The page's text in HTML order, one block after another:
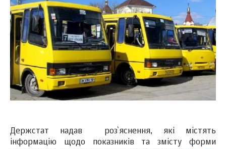
Держстат надав роз`яснення, які містять
інформацію щодо показників та змісту форми